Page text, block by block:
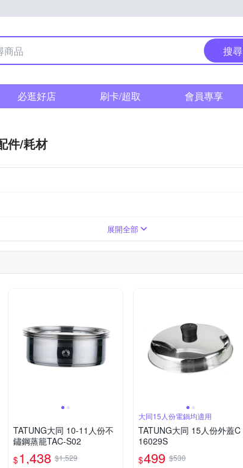
搜尋
必逛好店 刷卡/超取 會員專享
件/耗材
展開全部
TATUNG大同 10-11人份不
鏽鋼蒸籠TAC-S02
$1,438 $1,529
大同15人份電鍋均適用
TATUNG大同 15人份外蓋C
16029S
$499 $530